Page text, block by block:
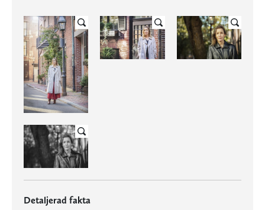
Detaljerad fakta